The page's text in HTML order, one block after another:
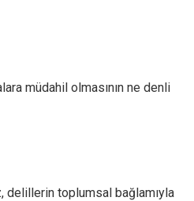
müdahil olmasının ne denli
delillerin toplumsal bağlamıyla